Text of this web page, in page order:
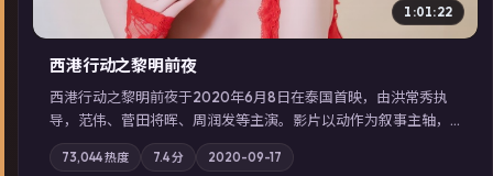
1:01:22
西港行动之黎明前夜
西港行动之黎明前夜于2020年6月8日在泰国首映，由洪常秀执
导，范伟、菅田将晖、周润发等主演。影片以动作为叙事主轴，
亲情与职责必须在倒计时结束前做出抉择；摄影与配乐强化地域
气质；站内亦可通过「国产免费观看高清电视剧在线看」延展检
73,044热度 7.4分 2020-09-17